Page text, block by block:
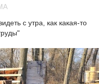
с утра, как какая-то